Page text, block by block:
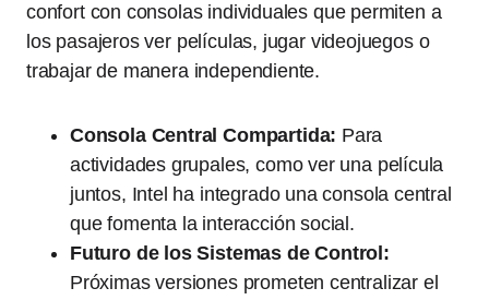
confort con consolas individuales que permiten a
los pasajeros ver películas, jugar videojuegos o
trabajar de manera independiente.
Consola Central Compartida: Para
actividades grupales, como ver una película
juntos, Intel ha integrado una consola central
que fomenta la interacción social.
Futuro de los Sistemas de Control:
Próximas versiones prometen centralizar el